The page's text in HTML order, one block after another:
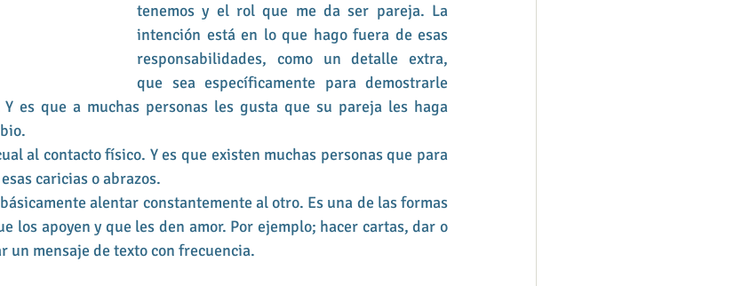
tenemos y el rol que me da ser pareja. La
intención está en lo que hago fuera de esas
responsabilidades, como un detalle extra,
que sea específicamente para demostrarle
es que a muchas personas les gusta que su pareja les haga
al contacto físico. Y es que existen muchas personas que para
caricias o abrazos.
alentar constantemente al otro. Es una de las formas
los apoyen y que les den amor. Por ejemplo; hacer cartas, dar o
un mensaje de texto con frecuencia.